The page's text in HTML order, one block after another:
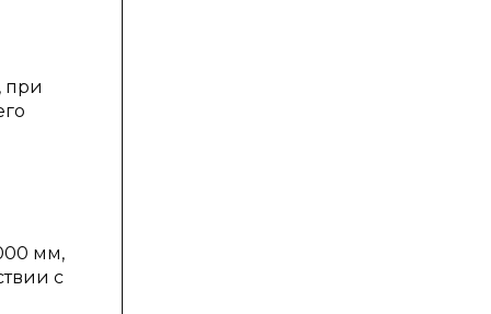
при
мм,
с